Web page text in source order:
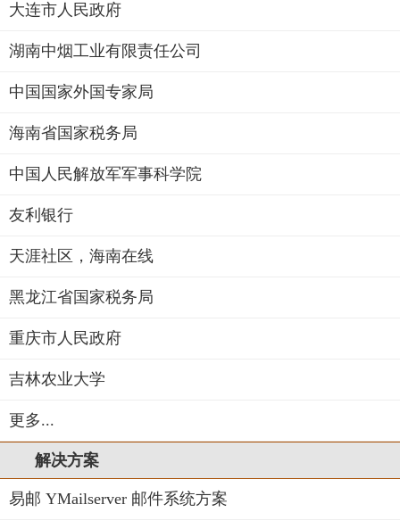
大连市人民政府
湖南中烟工业有限责任公司
中国国家外国专家局
海南省国家税务局
中国人民解放军军事科学院
友利银行
天涯社区，海南在线
黑龙江省国家税务局
重庆市人民政府
吉林农业大学
更多...
解决方案
易邮 YMailserver 邮件系统方案